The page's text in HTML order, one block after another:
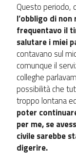
Questo periodo,
l’obbligo di
frequentavo il
salutare i miei
contavano sul
comunque il
colleghe
possibilità che
troppo lontana
poter
per me, se
civile sarebbe
digerire.